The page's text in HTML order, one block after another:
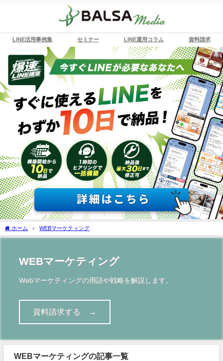
LINE活用事例集 セミナー LINE運用コラム 資料請求
ホーム WEBマーケティング
WEBマーケティング
Webマーケティングの用語や戦略を解説します。
資料請求する →
WEBマーケティングの記事一覧